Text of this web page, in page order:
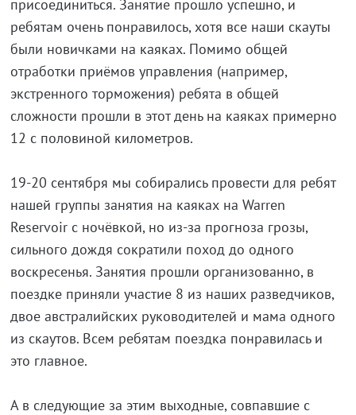
присоединиться. Занятие прошло успешно, и
ребятам очень понравилось, хотя все наши скауты
были новичками на каяках. Помимо общей
отработки приёмов управления (например,
экстренного торможения) ребята в общей
сложности прошли в этот день на каяках примерно
12 с половиной километров.
19-20 сентября мы собирались провести для ребят
нашей группы занятия на каяках на Warren
Reservoir с ночёвкой, но из-за прогноза грозы,
сильного дождя сократили поход до одного
воскресенья. Занятия прошли организованно, в
поездке приняли участие 8 из наших разведчиков,
двое австралийских руководителей и мама одного
из скаутов. Всем ребятам поездка понравилась и
это главное.
А в следующие за этим выходные, совпавшие с